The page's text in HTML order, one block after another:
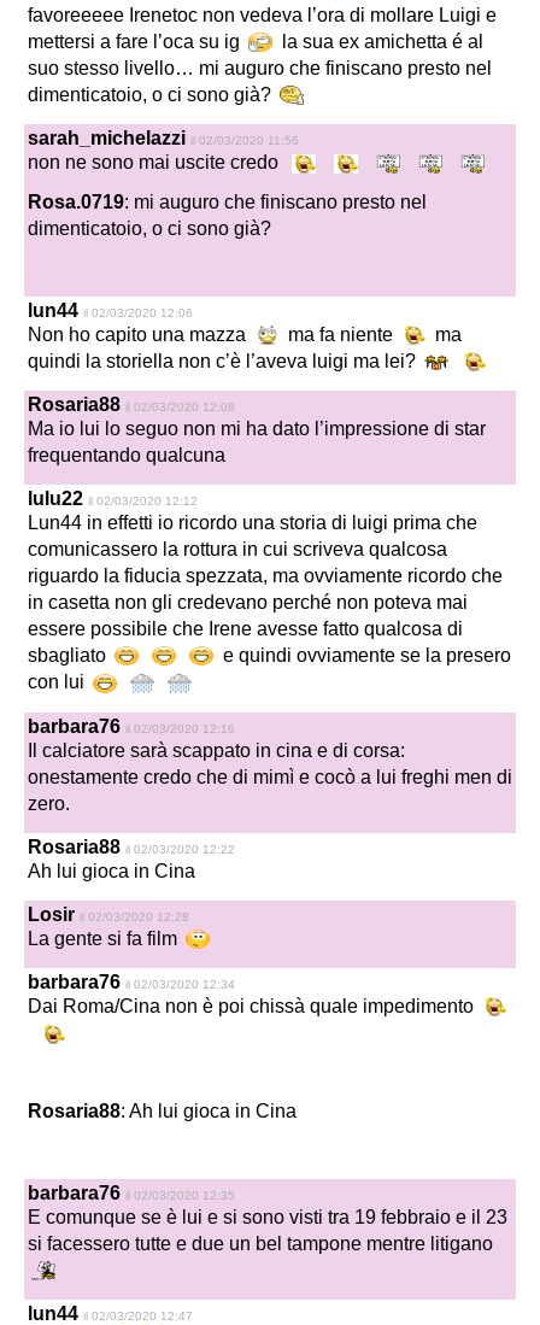
favoreeeee Irenetoc non vedeva l’ora di mollare Luigi e
mettersi a fare l’oca su ig
la sua ex amichetta é al
suo stesso livello… mi auguro che finiscano presto nel
dimenticatoio, o ci sono già?
sarah_michelazzi il 02/03/2020 11:56
non ne sono mai uscite credo
Rosa.0719: mi auguro che finiscano presto nel
dimenticatoio, o ci sono già?
lun44 il 02/03/2020 12:06
Non ho capito una mazza ma fa niente
ma
quindi la storiella non c’è l’aveva luigi ma lei?
Rosaria88 il 02/03/2020 12:08
Ma io lui lo seguo non mi ha dato l’impressione di star
frequentando qualcuna
lulu22 il 02/03/2020 12:12
Lun44 in effetti io ricordo una storia di luigi prima che
comunicassero la rottura in cui scriveva qualcosa
riguardo la fiducia spezzata, ma ovviamente ricordo che
in casetta non gli credevano perché non poteva mai
essere possibile che Irene avesse fatto qualcosa di
sbagliato
e quindi ovviamente se la presero
con lui
barbara76 il 02/03/2020 12:16
Il calciatore sarà scappato in cina e di corsa:
onestamente credo che di mimì e cocò a lui freghi men di
zero.
Rosaria88 il 02/03/2020 12:22
Ah lui gioca in Cina
Losir il 02/03/2020 12:28
La gente si fa film
barbara76 il 02/03/2020 12:34
Dai Roma/Cina non è poi chissà quale impedimento
Rosaria88: Ah lui gioca in Cina
barbara76 il 02/03/2020 12:35
E comunque se è lui e si sono visti tra 19 febbraio e il 23
si facessero tutte e due un bel tampone mentre litigano
lun44 il 02/03/2020 12:47